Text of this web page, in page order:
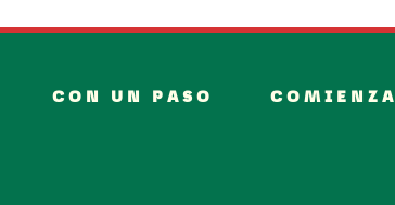
CON UN PASO COMIENZA